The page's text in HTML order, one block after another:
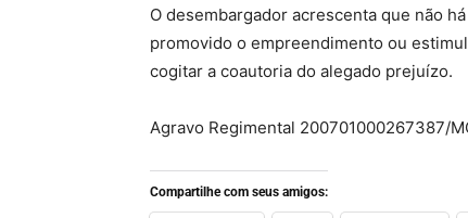
O desembargador acrescenta que não
promovido o empreendimento ou
cogitar a coautoria do alegado prejuízo.
Agravo Regimental 200701000267387/
Compartilhe com seus amigos: